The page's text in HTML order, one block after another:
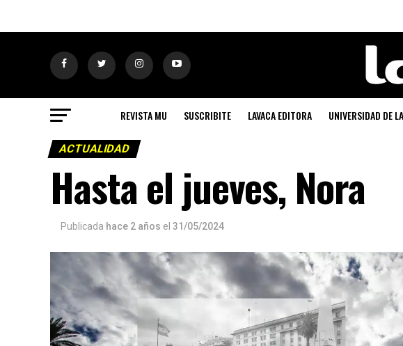
REVISTA MU SUSCRIBITE LAVACA EDITORA UNIVERSIDAD DE
ACTUALIDAD
Hasta el jueves, Nora
Publicada hace 2 años el 31/05/2024